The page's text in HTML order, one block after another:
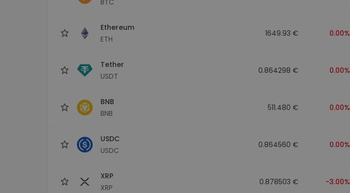
Ethereum
ETH
1649.93 € 0.00%
Tether
USDT
0.864298 € 0.00%
BNB
BNB
511.480 € 0.00%
USDC
USDC
0.864560 € 0.00%
XRP
XRP
0.878503 € -3.00%